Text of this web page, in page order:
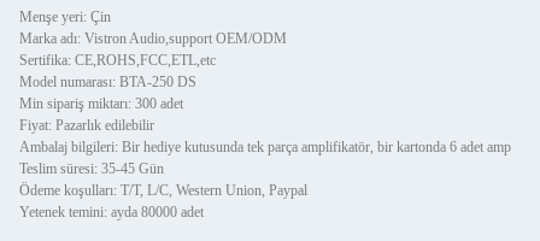
Menşe yeri: Çin
Marka adı: Vistron Audio,support OEM/ODM
Sertifika: CE,ROHS,FCC,ETL,etc
Model numarası: BTA-250 DS
Min sipariş miktarı: 300 adet
Fiyat: Pazarlık edilebilir
Ambalaj bilgileri: Bir hediye kutusunda tek parça amplifikatör, bir kartonda 6 adet amp
Teslim süresi: 35-45 Gün
Ödeme koşulları: T/T, L/C, Western Union, Paypal
Yetenek temini: ayda 80000 adet